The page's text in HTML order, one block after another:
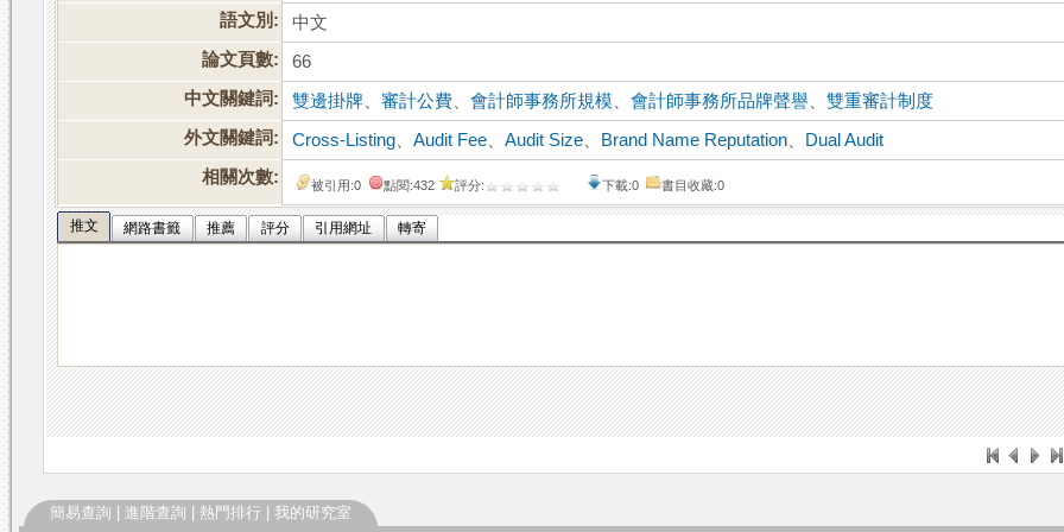
語文別:
中文
論文頁數:
66
中文關鍵詞:
雙邊掛牌 、審計公費 、會計師事務所規模 、會計師事務所品牌聲譽 、雙重審計制度
外文關鍵詞:
Cross-Listing 、Audit Fee 、Audit Size Brand Name Reputation
Dual Audit
相關次數:
被引用:0 點閱:432 評分: 下載:0 書目收藏:0
推文 網路書籤 推薦 評分 引用網址 轉寄
簡易查詢 進階查詢 熱門排行 我的研究室